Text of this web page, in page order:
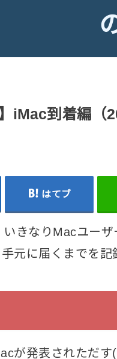
iMac到着編（
はてブ
きなりMacユー
元に届くまでを記
が発表されただす